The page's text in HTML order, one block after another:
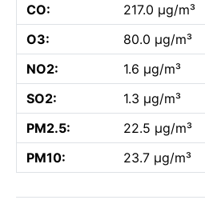
CO:
217.0 µg/m³
O3:
80.0 µg/m³
NO2:
1.6 µg/m³
SO2:
1.3 µg/m³
PM2.5:
22.5 µg/m³
PM10:
23.7 µg/m³